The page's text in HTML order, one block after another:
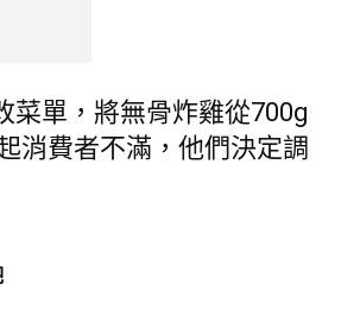
菜單，將無骨炸雞從700g
消費者不滿，他們決定調